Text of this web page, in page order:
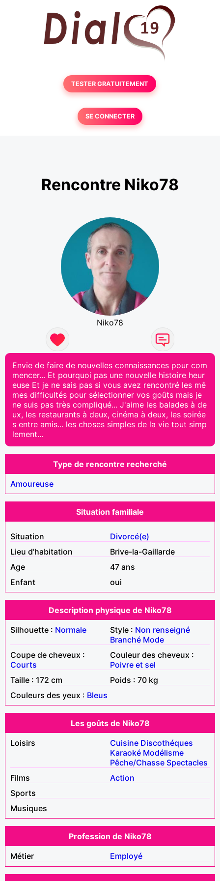
TESTER GRATUITEMENT
SE CONNECTER
Rencontre Niko78
Niko78
Envie de faire de nouvelles connaissances pour com
mencer... Et pourquoi pas une nouvelle histoire heur
euse Et je ne sais pas si vous avez rencontré les mê
mes difficultés pour sélectionner vos goûts mais je
ne suis pas très compliqué... J'aime les balades à de
ux, les restaurants à deux, cinéma à deux, les soirée
s entre amis... les choses simples de la vie tout simp
lement...
Type de rencontre recherché
Amoureuse
Situation familiale
Situation
Divorcé(e)
Lieu d'habitation
Brive-la-Gaillarde
Age
47 ans
Enfant
oui
Description physique de Niko78
Silhouette : Normale Style : Non renseigné
Branché Mode
Coupe de cheveux :
Courts
Couleur des cheveux :
Poivre et sel
Taille : 172 cm
Poids : 70 kg
Couleurs des yeux : Bleus
Les goûts de Niko78
Loisirs
Cuisine Discothéques
Karaoké Modélisme
Pêche/Chasse Spectacles
Films
Action
Sports
Musiques
Profession de Niko78
Métier
Employé